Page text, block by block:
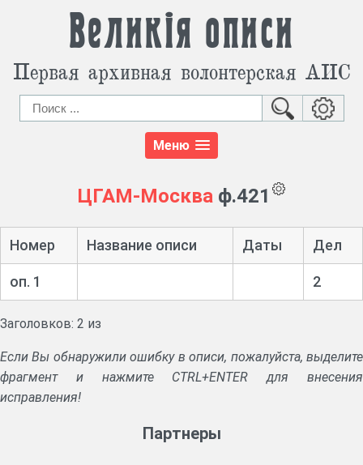
Великія описи
Первая архивная волонтерская АИС
Меню
ЦГАМ-Москва ф.421
Номер Название описи Даты Дел
оп. 1 2
Заголовков: 2 из
Если Вы обнаружили ошибку в описи, пожалуйста, выделите
фрагмент и нажмите CTRL+ENTER для внесения
исправления!
Партнеры